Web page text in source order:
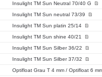
Insulight TM Sun Neutral 70/40 G
Insulight TM Sun neutral 73/39
Insulight TM Sun platin 25/14
Insulight TM Sun shine 40/21
Insulight TM Sun Silber 36/22
Insulight TM Sun Silber 37/32
Optifloat Grau T 4 mm / Optifloat 6